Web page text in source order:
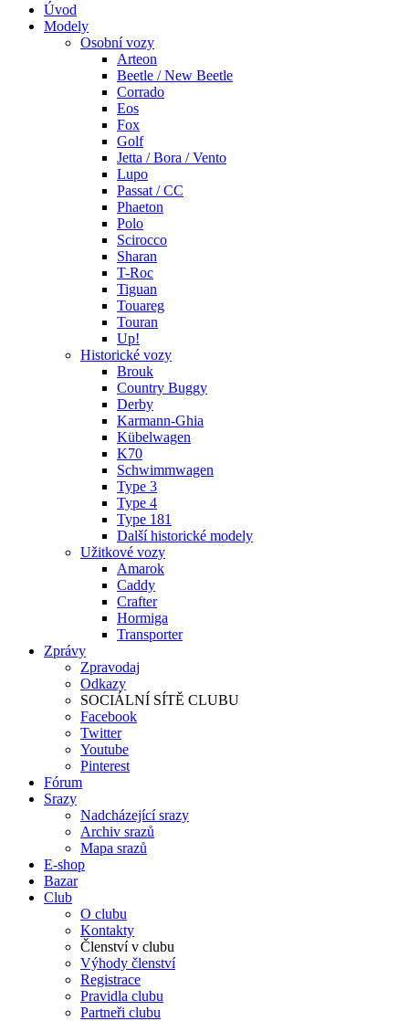
Úvod
Modely
Osobní vozy
Arteon
Beetle / New Beetle
Corrado
Eos
Fox
Golf
Jetta / Bora / Vento
Lupo
Passat / CC
Phaeton
Polo
Scirocco
Sharan
T-Roc
Tiguan
Touareg
Touran
Up!
Historické vozy
Brouk
Country Buggy
Derby
Karmann-Ghia
Kübelwagen
K70
Schwimmwagen
Type 3
Type 4
Type 181
Další historické modely
Užitkové vozy
Amarok
Caddy
Crafter
Hormiga
Transporter
Zprávy
Zpravodaj
Odkazy
SOCIÁLNÍ SÍTĚ CLUBU
Facebook
Twitter
Youtube
Pinterest
Fórum
Srazy
Nadcházející srazy
Archiv srazů
Mapa srazů
E-shop
Bazar
Club
O clubu
Kontakty
Členství v clubu
Výhody členství
Registrace
Pravidla clubu
Partneři clubu